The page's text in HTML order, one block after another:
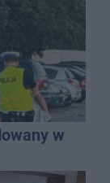
w